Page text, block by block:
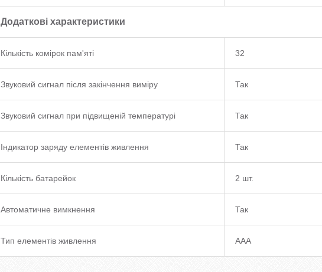
Додаткові характеристики
Кількість комірок пам'яті 32
Звуковий сигнал після закінчення виміру Так
Звуковий сигнал при підвищеній температурі Так
Індикатор заряду елементів живлення Так
Кількість батарейок 2 шт.
Автоматичне вимкнення Так
Тип елементів живлення AAA